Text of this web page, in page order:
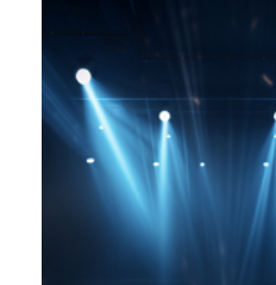
НОВОГОДНЯЯ ДИСКОТЕКА
70х—80х. Концерт
Подробнее